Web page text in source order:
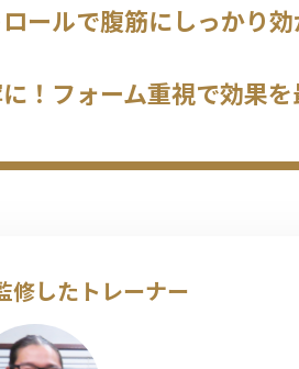
ールで腹筋にしっかり効
！フォーム重視で効果を
修したトレーナー